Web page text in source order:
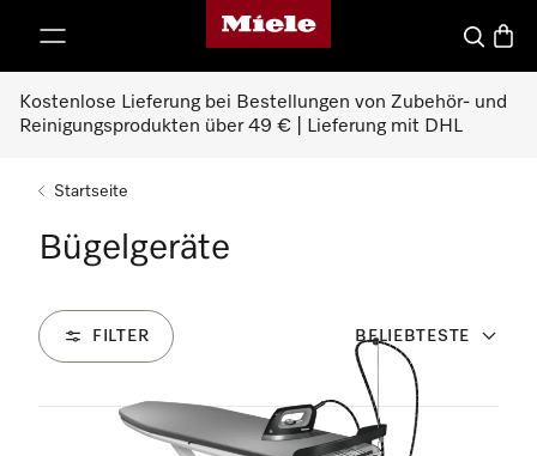
Miele-Homepage
Suche
Kostenlose Lieferung bei Bestellungen von Zubehör- und
Reinigungsprodukten über 49 € | Lieferung mit DHL
Startseite
Bügelgeräte
FILTER BELIEBTESTE
4 Produkte